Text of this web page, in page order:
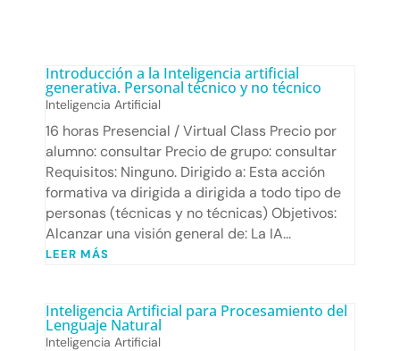
Introducción a la Inteligencia artificial
generativa. Personal técnico y no técnico
Inteligencia Artificial
16 horas Presencial / Virtual Class Precio por
alumno: consultar Precio de grupo: consultar
Requisitos: Ninguno. Dirigido a: Esta acción
formativa va dirigida a dirigida a todo tipo de
personas (técnicas y no técnicas) Objetivos:
Alcanzar una visión general de: La IA...
LEER MÁS
Inteligencia Artificial para Procesamiento del
Lenguaje Natural
Inteligencia Artificial